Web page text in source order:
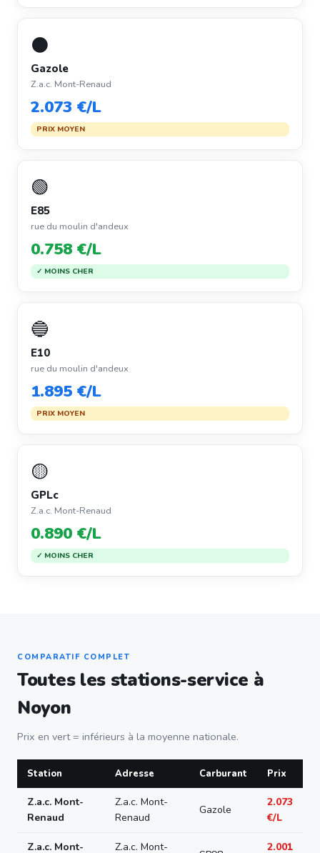
⚫
Gazole
Z.a.c. Mont-Renaud
2.073 €/L
PRIX MOYEN
🟢
E85
rue du moulin d'andeux
0.758 €/L
✓ MOINS CHER
🔵
E10
rue du moulin d'andeux
1.895 €/L
PRIX MOYEN
🟡
GPLc
Z.a.c. Mont-Renaud
0.890 €/L
✓ MOINS CHER
COMPARATIF COMPLET
Toutes les stations-service à
Noyon
Prix en vert = inférieurs à la moyenne nationale.
Station Adresse Carburant Prix
Z.a.c. Mont-
Renaud
Z.a.c. Mont-
Renaud
Gazole
2.073
€/L
Z.a.c. Mont- Z.a.c. Mont- 2.001